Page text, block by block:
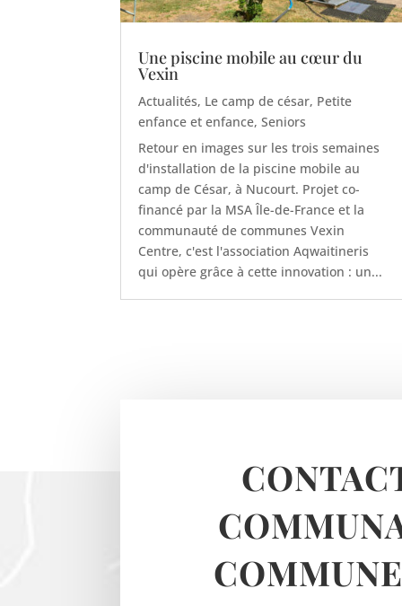
Une piscine mobile au cœur du
Vexin
Actualités, Le camp de césar, Petite
enfance et enfance,Seniors
Retour en images sur les trois semaines
d'installation de la piscine mobile au
camp de César, à Nucourt. Projet co-
financé par la MSA Île-de-France et la
communauté de communes Vexin
Centre, c'est l'association Aqwaitineris
qui opère grâce à cette innovation : un...